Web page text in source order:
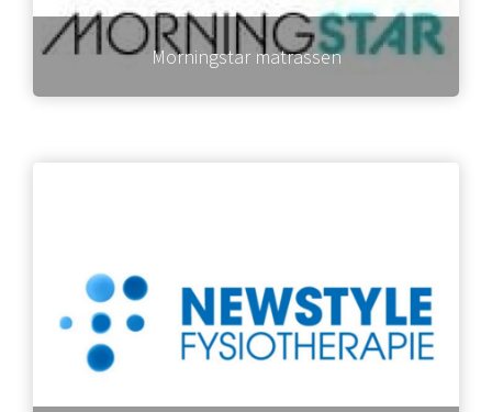
Morningstar matrassen